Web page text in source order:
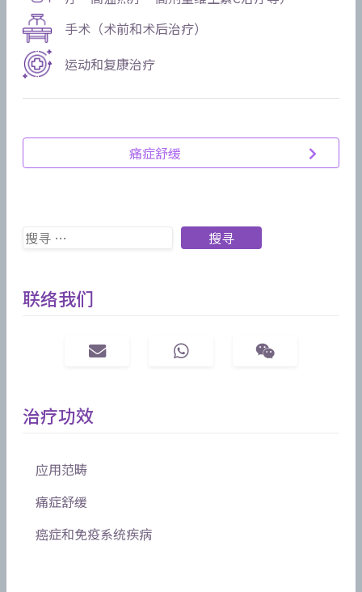
手术（术前和术后治疗）
运动和复康治疗
痛症舒缓
Search 搜寻
联络我们
治疗功效
应用范畴
痛症舒缓
癌症和免疫系统疾病